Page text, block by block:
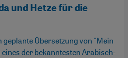
und Hetze für die
geplante Übersetzung von "Mein
der bekanntesten Arabisch-